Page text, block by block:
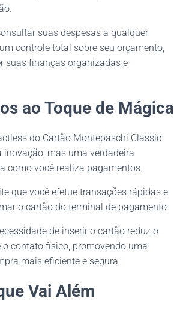
suas despesas a qualquer
controle total sobre seu orçamento,
suas finanças organizadas e
ao Toque de Mágica
do Cartão Montepaschi Classic
inovação, mas uma verdadeira
como você realiza pagamentos.
que você efetue transações rápidas e
o cartão do terminal de pagamento.
de inserir o cartão reduz o
o contato físico, promovendo uma
mais eficiente e segura.
Vai Além